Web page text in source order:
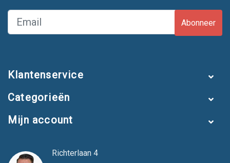
Abonneer
Klantenservice
Categorieën
Mijn account
Richterlaan 4